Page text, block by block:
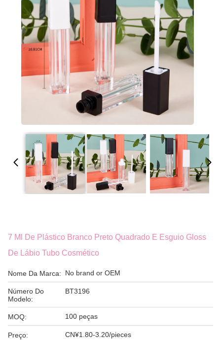
7 Ml De Plástico Branco Preto Quadrado E Esguio Gloss
De Lábio Tubo Cosmético
Nome Da Marca: No brand or OEM
Número Do
Modelo:
BT3196
MOQ: 100 peças
Preço: CN¥1.80-3.20/pieces